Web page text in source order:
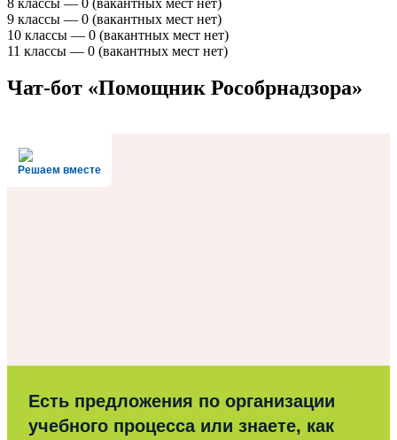
9 классы — 0 (вакантных мест нет)
10 классы — 0 (вакантных мест нет)
11 классы — 0 (вакантных мест нет)
Чат-бот «Помощник Рособрнадзора»
Решаем вместе
Есть предложения по организации
учебного процесса или знаете, как